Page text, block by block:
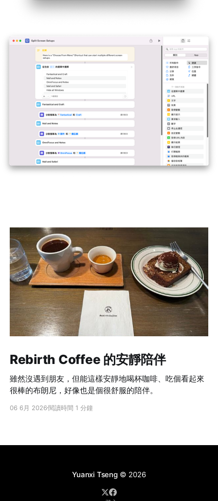
Rebirth Coffee 的安靜陪伴
雖然沒遇到朋友，但能這樣安靜地喝杯咖啡、吃個看起來
很棒的布朗尼，好像也是個很舒服的陪伴。
06 6月 2026閱讀時間 1 分鐘
Yuanxi Tseng© 2026